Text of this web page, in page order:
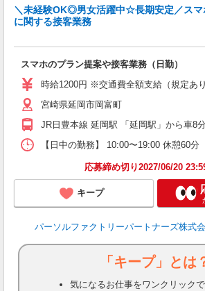
＼未経験OK◎男女活躍中☆長期安定／スマ
に関する接客業務
スマホのプラン提案や接客業務（日勤）
時給1200円 ※交通費全額支給（規定あ
宮崎県延岡市岡富町
JR日豊本線 延岡駅 「延岡駅」から車8
【日中の勤務】 10:00〜19:00 休憩60
応募締め切り2027/06/20
キープ
パーソルファクトリーパートナーズ株式
「キープ」とは
気になるお仕事をワンクリック